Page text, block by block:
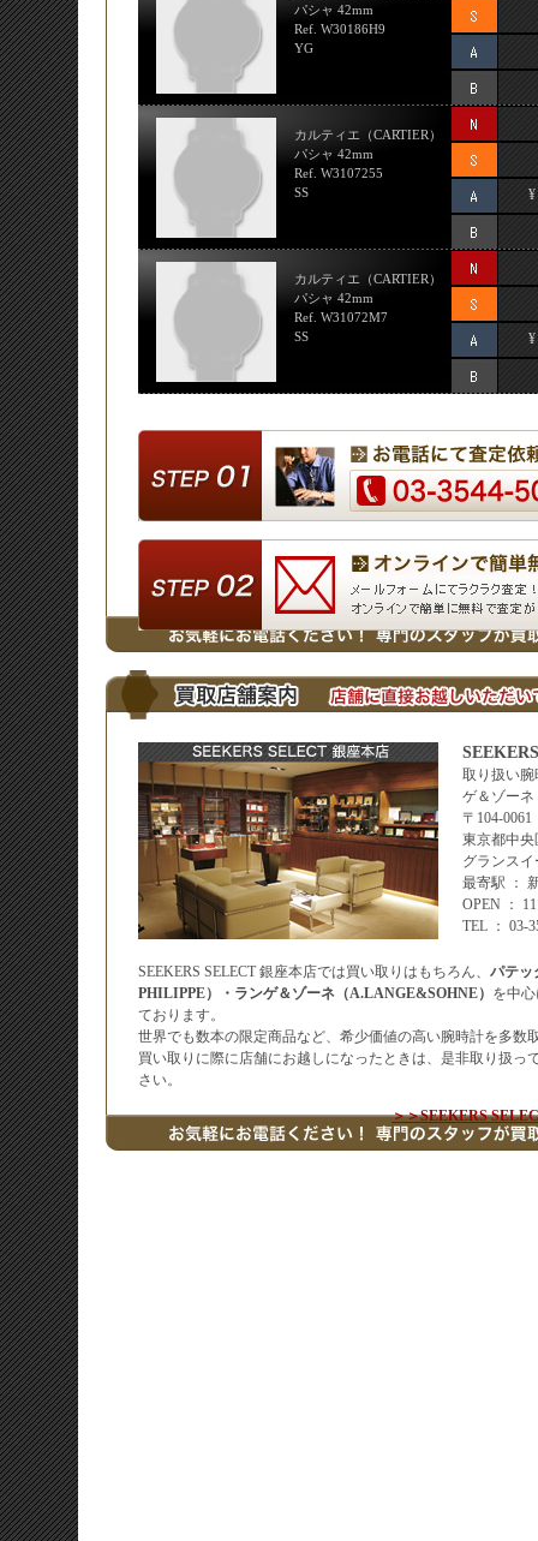
パシャ 42mm
Ref. W30186H9
YG
カルティエ（CARTIER）
パシャ 42mm
Ref. W3107255
SS
¥
カルティエ（CARTIER）
パシャ 42mm
Ref. W31072M7
SS
¥
取り扱い
ゲ＆ゾー
〒104-0061
東京都中央
グランス
最寄駅 ：
OPEN ：
TEL ： 03-
SEEKERS SELECT 銀座本店では買い取りはもちろん、 パテッ
PHILIPPE）・ランゲ＆ゾーネ（A.LANGE&SOHNE） を中
ております。
世界でも数本の限定商品など、希少価値の高い腕時計を多数
買い取りに際に店舗にお越しになったときは、是非取り扱っ
さい。
＞＞SEEKERS